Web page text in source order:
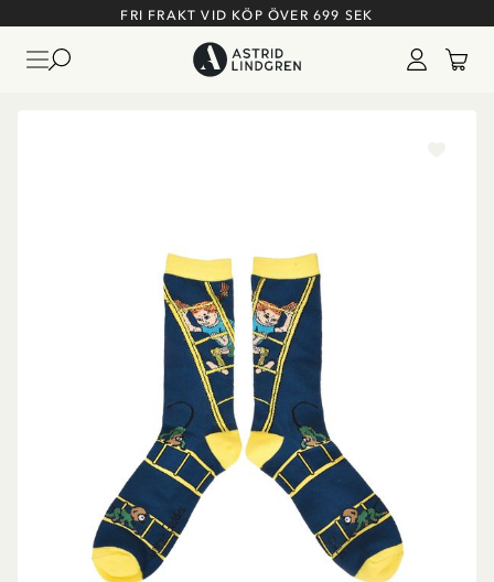
FRI FRAKT VID KÖP ÖVER 699 SEK